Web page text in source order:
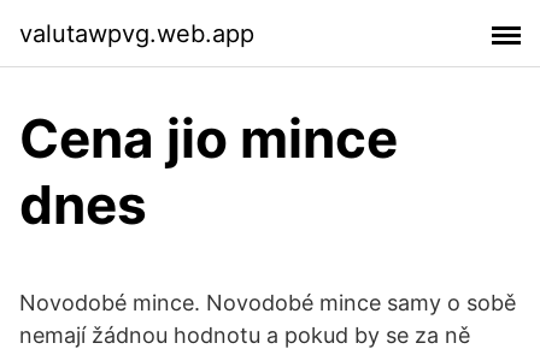
valutawpvg.web.app
Cena jio mince
dnes
Novodobé mince. Novodobé mince samy o sobě
nemají žádnou hodnotu a pokud by se za ně